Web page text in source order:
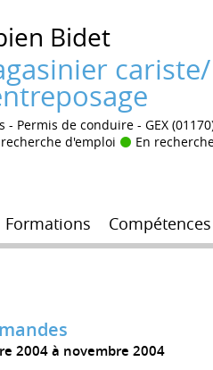
Bidet
Permis de conduire GEX
recherche d'emploi
En
Formations Compétences
2004 à novembre 2004